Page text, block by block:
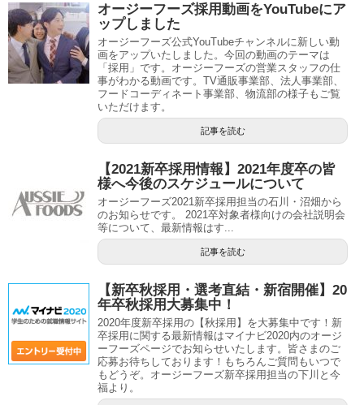
オージーフーズ採用動画をYouTubeにア
ップしました
オージーフーズ公式YouTubeチャンネルに新しい動
画をアップいたしました。今回の動画のテーマは
「採用」です。オージーフーズの営業スタッフの仕
事がわかる動画です。TV通販事業部、法人事業部、
フードコーディネート事業部、物流部の様子もご覧
いただけます。
記事を読む
【2021新卒採用情報】2021年度卒の皆
様へ今後のスケジュールについて
オージーフーズ2021新卒採用担当の石川・沼畑から
のお知らせです。 2021卒対象者様向けの会社説明会
等について、最新情報はす...
記事を読む
【新卒秋採用・選考直結・新宿開催】20
年卒秋採用大募集中！
2020年度新卒採用の【秋採用】を大募集中です！新
卒採用に関する最新情報はマイナビ2020内のオージ
ーフーズページでお知らせいたします。皆さまのご
応募お待ちしております！もちろんご質問もいつで
もどうぞ。オージーフーズ新卒採用担当の下川と今
福より。